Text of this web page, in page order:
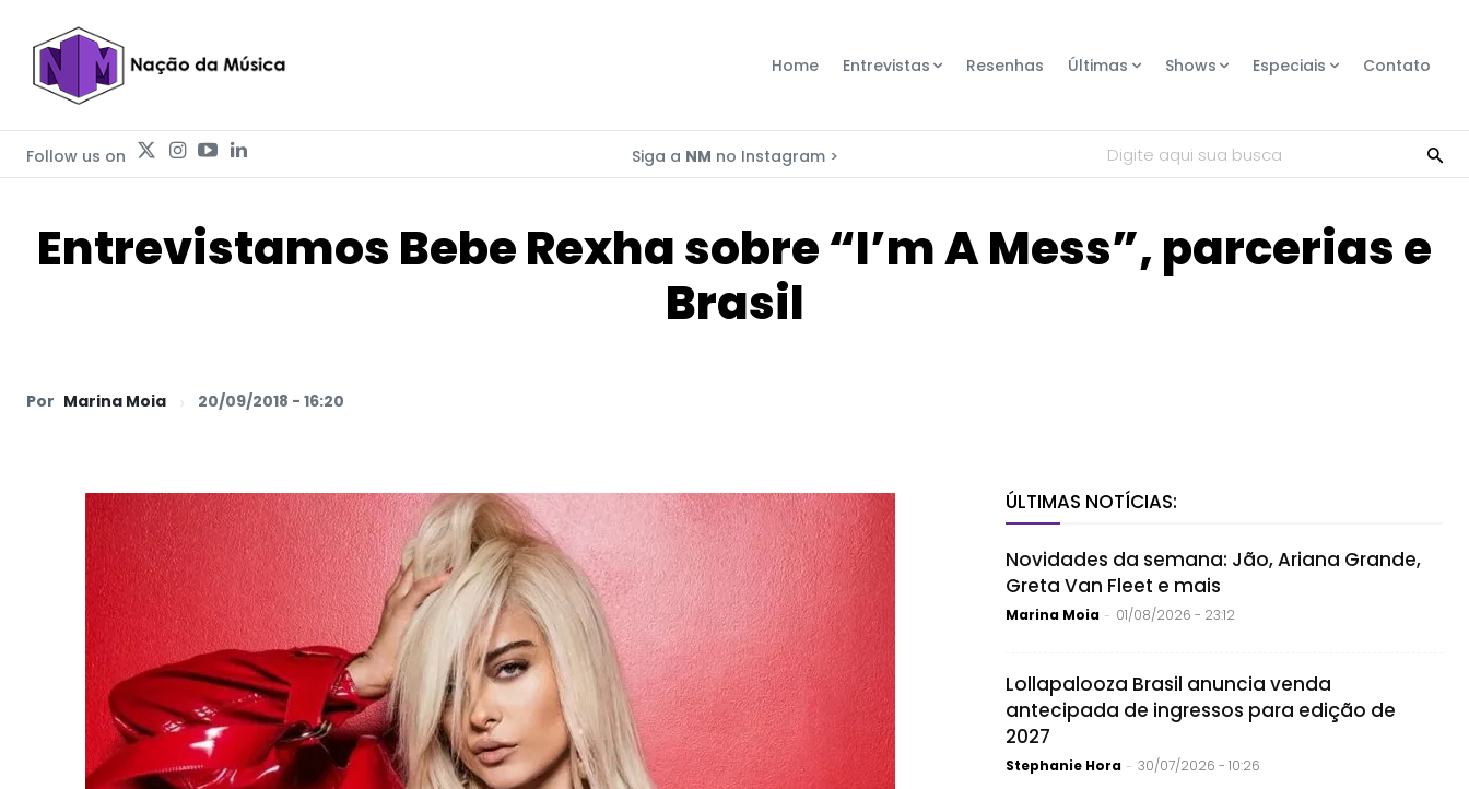
Home Entrevistas Resenhas Últimas Shows Especiais Contato
Follow us on Siga a NM no Instagram > Digite aqui sua busca
Entrevistamos Bebe Rexha sobre “I’m A Mess”, parcerias e
Brasil
Por Marina Moia 20/09/2018 - 16:20
ÚLTIMAS NOTÍCIAS:
Novidades da semana: Jão, Ariana Grande,
Greta Van Fleet e mais
Marina Moia - 01/08/2026 - 23:12
Lollapalooza Brasil anuncia venda
antecipada de ingressos para edição de
2027
Stephanie Hora - 30/07/2026 - 10:26